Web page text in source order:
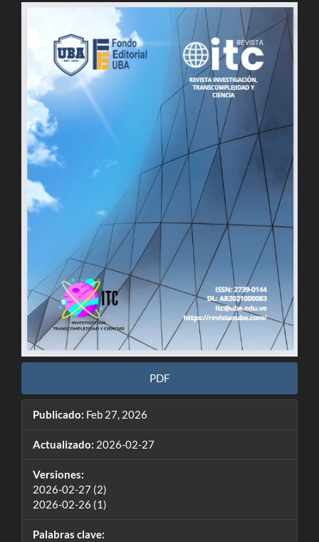
lateral
artículo
PDF
Publicado: Feb 27, 2026
Actualizado: 2026-02-27
Versiones:
2026-02-27 (2)
2026-02-26 (1)
Palabras clave: